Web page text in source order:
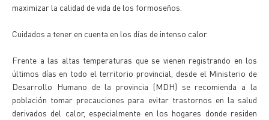
maximizar la calidad de vida de los formoseños.
Cuidados a tener en cuenta en los días de intenso calor.
Frente a las altas temperaturas que se vienen registrando en los
últimos días en todo el territorio provincial, desde el Ministerio de
Desarrollo Humano de la provincia (MDH) se recomienda a la
población tomar precauciones para evitar trastornos en la salud
derivados del calor, especialmente en los hogares donde residen